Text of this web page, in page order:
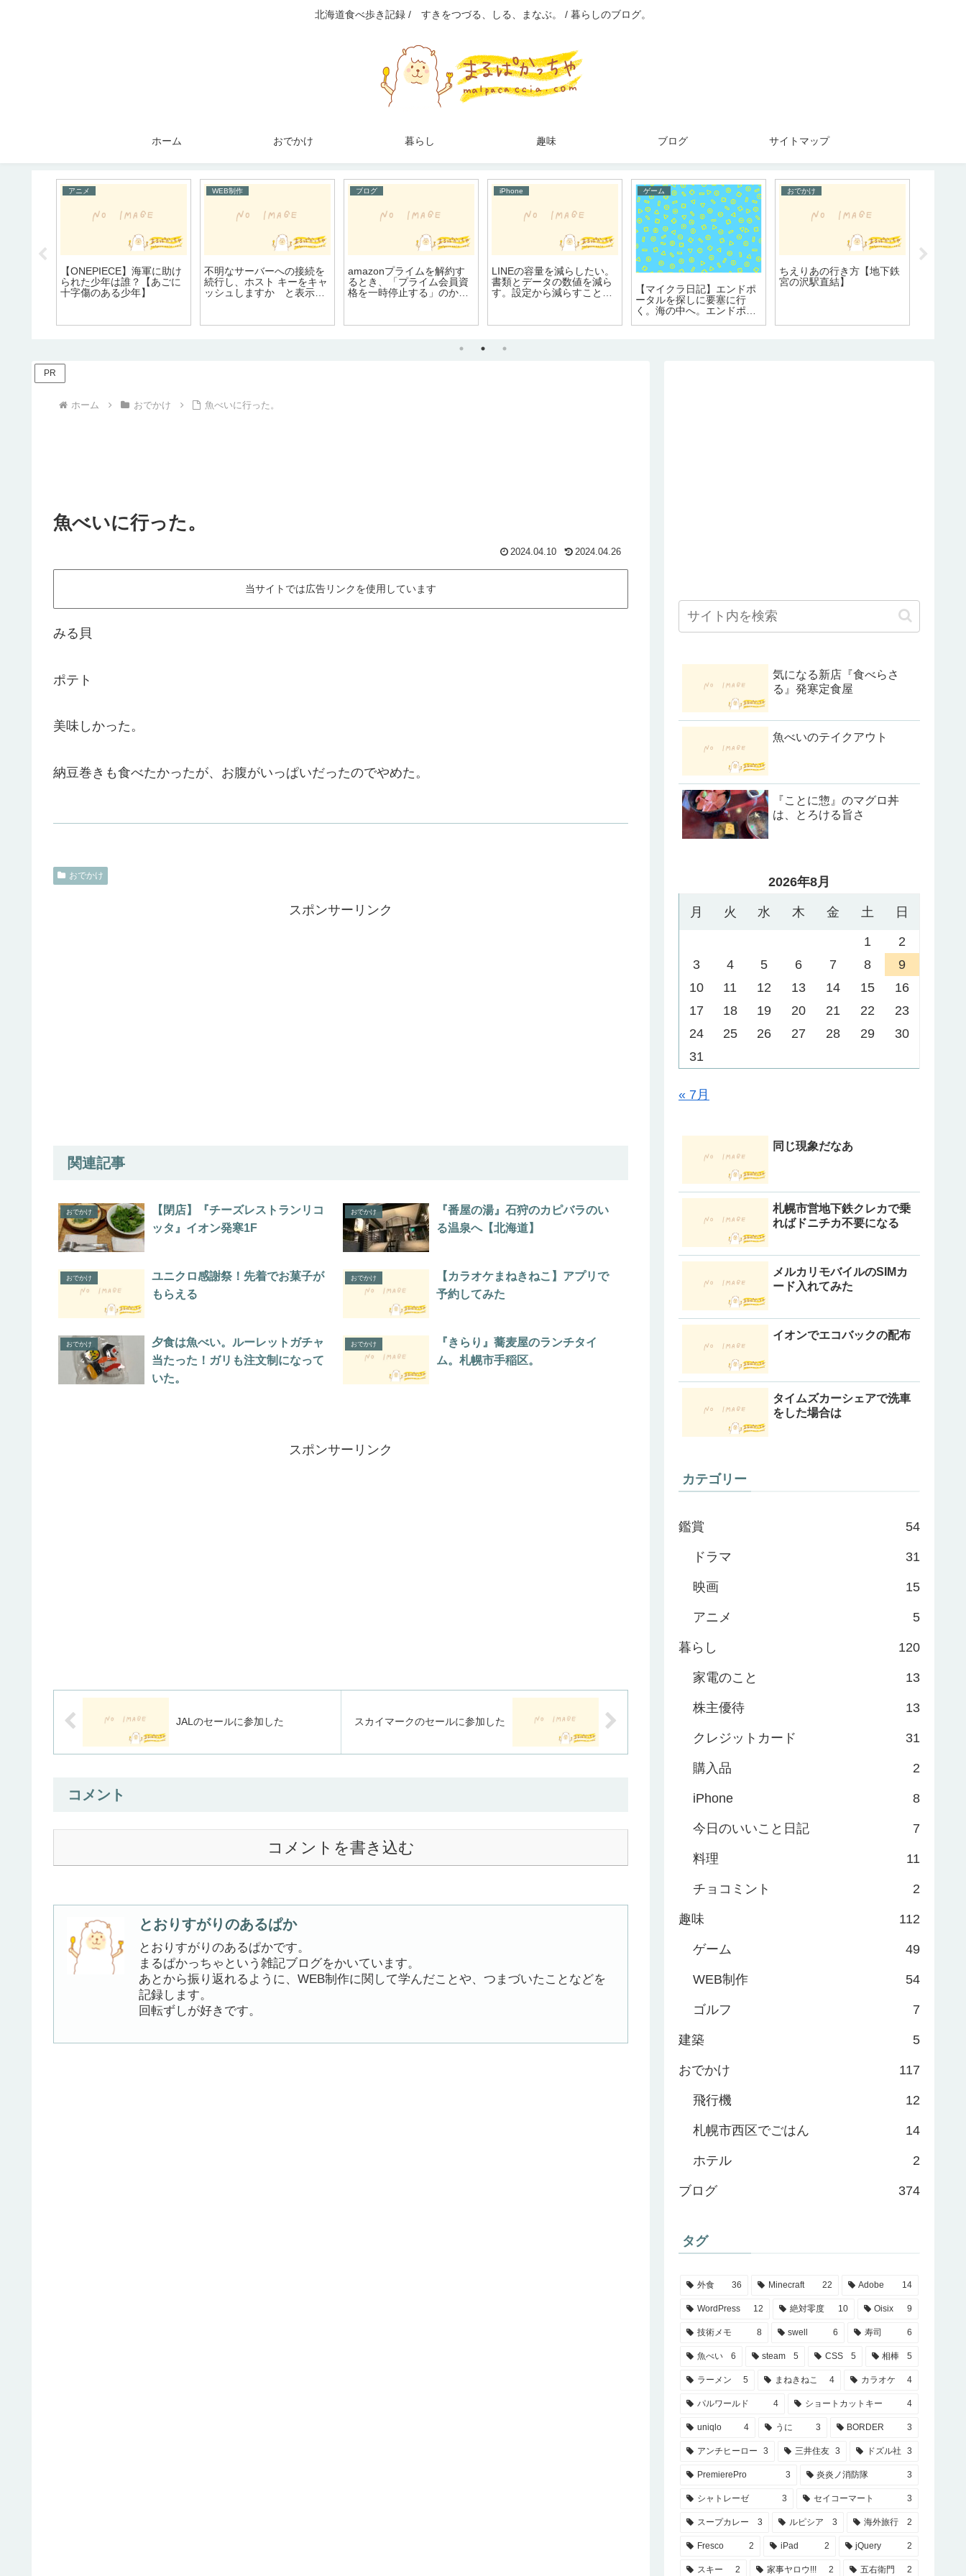
北海道食べ歩き記録 / すきをつづる、しる、まなぶ。 / 暮らしのブログ。
ホーム おでかけ 暮らし 趣味 ブログ サイトマップ
アニメ
【ONEPIECE】海軍に助け
られた少年は誰？【あごに
十字傷のある少年】
WEB制作
不明なサーバーへの接続を
続行し、ホスト キーをキャ
ッシュしますか と表示さ
ブログ
amazonプライムを解約す
るとき、「プライム会員資
格を一時停止する」のか「
iPhone
LINEの容量を減らしたい。
書類とデータの数値を減ら
す。設定から減らすことが
ゲーム
【マイクラ日記】エンドポ
ータルを探しに要塞に行
く。海の中へ。エンドポー
おでかけ
ちえりあの行き方【地下鉄
宮の沢駅直結】
PR
ホーム おでかけ 魚べいに行った。
魚べいに行った。
2024.04.10 2024.04.26
当サイトでは広告リンクを使用しています
みる貝
ポテト
美味しかった。
納豆巻きも食べたかったが、お腹がいっぱいだったのでやめた。
おでかけ
スポンサーリンク
関連記事
おでかけ
【閉店】『チーズレストランリコ
ッタ』イオン発寒1F
おでかけ
『番屋の湯』石狩のカピバラのい
る温泉へ【北海道】
おでかけ
ユニクロ感謝祭！先着でお菓子が
もらえる
おでかけ
【カラオケまねきねこ】アプリで
予約してみた
おでかけ
夕食は魚べい。ルーレットガチャ
当たった！ガリも注文制になって
いた。
おでかけ
『きらり』蕎麦屋のランチタイ
ム。札幌市手稲区。
スポンサーリンク
JALのセールに参加した スカイマークのセールに参加した
コメント
コメントを書き込む
とおりすがりのあるぱか
とおりすがりのあるぱかです。
まるぱかっちゃという雑記ブログをかいています。
あとから振り返れるように、WEB制作に関して学んだことや、つまづいたことなどを
記録します。
回転ずしが好きです。
気になる新店『食べらさ
る』発寒定食屋
魚べいのテイクアウト
『ことに惣』のマグロ丼
は、とろける旨さ
2026年8月
月 火 水 木 金 土 日
1
2
3
4 5 6 7 8
9
10
11 12 13 14 15
16
17
18 19 20 21 22
23
24
25 26 27 28 29
30
31
« 7月
同じ現象だなあ
札幌市営地下鉄クレカで乗
ればドニチカ不要になる
メルカリモバイルのSIMカ
ード入れてみた
イオンでエコバックの配布
タイムズカーシェアで洗車
をした場合は
カテゴリー
鑑賞 54
ドラマ 31
映画 15
アニメ 5
暮らし 120
家電のこと 13
株主優待 13
クレジットカード 31
購入品 2
iPhone 8
今日のいいこと日記 7
料理 11
チョコミント 2
趣味 112
ゲーム 49
WEB制作 54
ゴルフ 7
建築 5
おでかけ 117
飛行機 12
札幌市西区でごはん 14
ホテル 2
ブログ 374
タグ
外食 36 Minecraft 22 Adobe 14
WordPress 12 絶対零度 10 Oisix 9
技術メモ 8 swell 6 寿司 6
魚べい 6 steam 5 CSS 5 相棒 5
ラーメン 5 まねきねこ 4 カラオケ 4
パルワールド 4 ショートカットキー 4
uniqlo 4 うに 3 BORDER 3
アンチヒーロー 3 三井住友 3 ドズル社 3
PremierePro 3 炎炎ノ消防隊 3
シャトレーゼ 3 セイコーマート 3
スープカレー 3 ルピシア 3 海外旅行 2
Fresco 2 iPad 2 jQuery 2
スキー 2 家事ヤロウ!!! 2 五右衛門 2